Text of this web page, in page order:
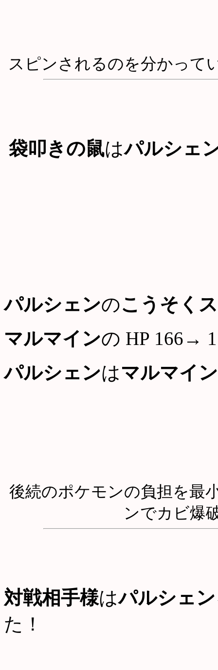
スピンされるのを分かって
袋叩きの鼠はパルシェ
パルシェンのこうそく
マルマインの HP 166→
パルシェンはマルマイン
後続のポケモンの負担を最
ンでカビ爆
対戦相手様はパルシェン
た！